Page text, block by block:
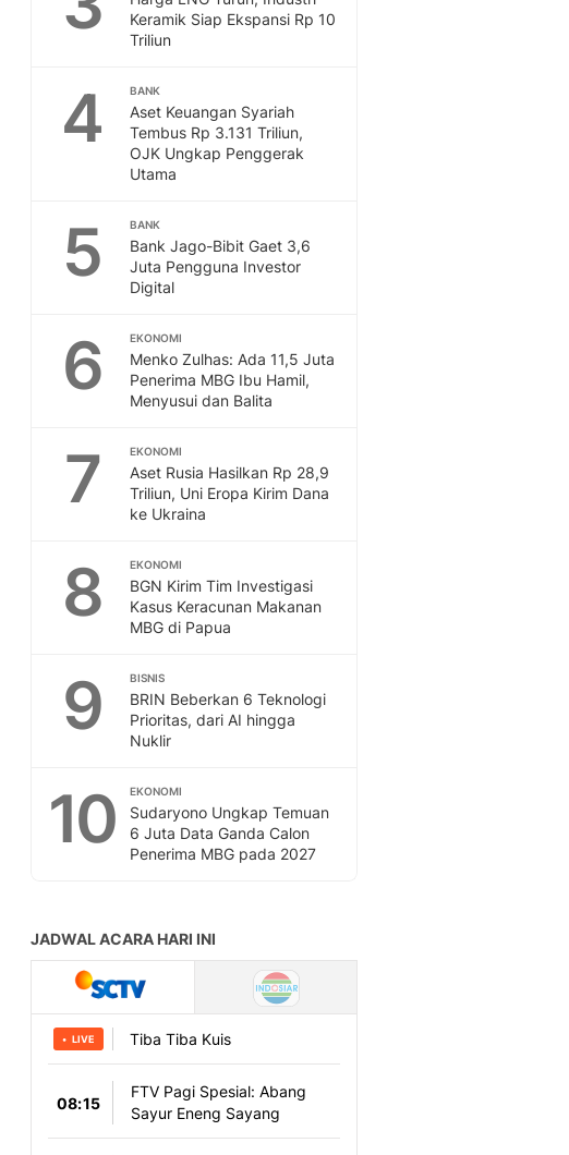
Keramik Siap Ekspansi Rp 10
Triliun
4 BANK
Aset Keuangan Syariah
Tembus Rp 3.131 Triliun,
OJK Ungkap Penggerak
Utama
5 BANK
Bank Jago-Bibit Gaet 3,6
Juta Pengguna Investor
Digital
6 EKONOMI
Menko Zulhas: Ada 11,5 Juta
Penerima MBG Ibu Hamil,
Menyusui dan Balita
7 EKONOMI
Aset Rusia Hasilkan Rp 28,9
Triliun, Uni Eropa Kirim Dana
ke Ukraina
8 EKONOMI
BGN Kirim Tim Investigasi
Kasus Keracunan Makanan
MBG di Papua
9 BISNIS
BRIN Beberkan 6 Teknologi
Prioritas, dari AI hingga
Nuklir
10 EKONOMI
Sudaryono Ungkap Temuan
6 Juta Data Ganda Calon
Penerima MBG pada 2027